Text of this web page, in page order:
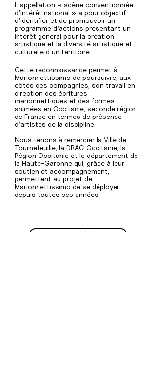
L’appellation « scène conventionnée
d’intérêt national » a pour objectif
d’identifier et de promouvoir un
programme d’actions présentant un
intérêt général pour la création
artistique et la diversité artistique et
culturelle d’un territoire.
Cette reconnaissance permet à
Marionnettissimo de poursuivre, aux
côtés des compagnies, son travail en
direction des écritures
marionnettiques et des formes
animées en Occitanie, seconde région
de France en termes de présence
d’artistes de la discipline.
Nous tenons à remercier la Ville de
Tournefeuille, la DRAC Occitanie, la
Région Occitanie et le département de
la Haute-Garonne qui, grâce à leur
soutien et accompagnement,
permettent au projet de
Marionnettissimo de se déployer
depuis toutes ces années.
Devenez bénévole